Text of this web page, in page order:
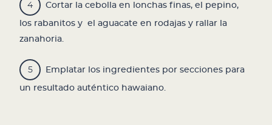
Cortar la cebolla en lonchas finas, el pepino,
los rabanitos y el aguacate en rodajas y rallar la
zanahoria.
Emplatar los ingredientes por secciones para
un resultado auténtico hawaiano.